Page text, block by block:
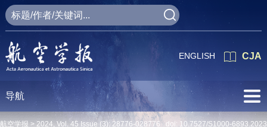
CJA
ENGLISH
导航
航空学报 > 2024, Vol. 45 Issue (3): 28776-028776 doi: 10.7527/S1000-